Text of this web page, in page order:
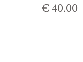
€ 40.00